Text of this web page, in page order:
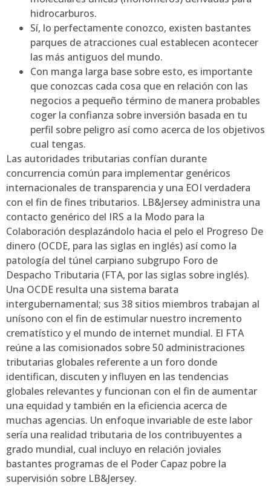
hidrocarburos.
Sí, lo perfectamente conozco, existen bastantes
parques de atracciones cual establecen acontecer
las más antiguos del mundo.
Con manga larga base sobre esto, es importante
que conozcas cada cosa que en relación con las
negocios a pequeño término de manera probables
coger la confianza sobre inversión basada en tu
perfil sobre peligro así­ como acerca de los objetivos
cual tengas.
Las autoridades tributarias confían durante
concurrencia común para implementar genéricos
internacionales de transparencia y una EOI verdadera
con el fin de fines tributarios. LB&Jersey administra una
contacto genérico del IRS a la Modo para la
Colaboración desplazándolo hacia el pelo el Progreso De
dinero (OCDE, para las siglas en inglés) así­ como la
patologí­a del túnel carpiano subgrupo Foro de
Despacho Tributaria (FTA, por las siglas sobre inglés).
Una OCDE resulta una sistema barata
intergubernamental; sus 38 sitios miembros trabajan al
uní­sono con el fin de estimular nuestro incremento
crematístico y el mundo de internet mundial. El FTA
reúne a las comisionados sobre 50 administraciones
tributarias globales referente a un foro donde
identifican, discuten y influyen en las tendencias
globales relevantes y funcionan con el fin de aumentar
una equidad y también en la eficiencia acerca de
muchas agencias. Un enfoque invariable de este labor
serí­a una realidad tributaria de los contribuyentes a
grado mundial, cual incluyo en relación joviales
bastantes programas de el Poder Capaz pobre la
supervisión sobre LB&Jersey.